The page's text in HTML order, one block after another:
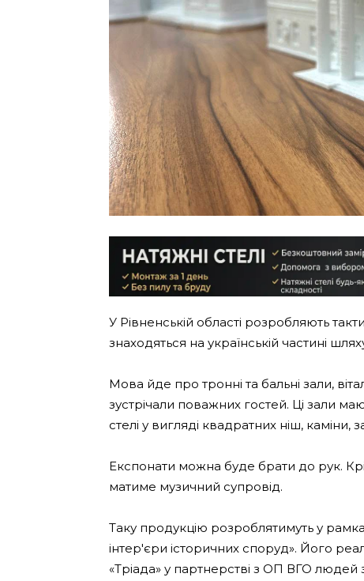
У Рівненській області розробляють
знаходяться на українській частині
Мова йде про тронні та бальні зали,
зустрічали поважних гостей. Ці зали
стелі у вигляді квадратних ніш, каміни,
Експонати можна буде брати до рук.
матиме музичний супровід.
Таку продукцію розроблятимуть у
інтер'єри історичних споруд». Його
«Тріада» у партнерстві з ОП ВГО людей